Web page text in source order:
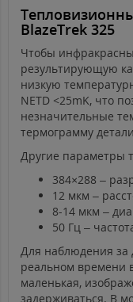
BlazeTrek 325
Чтобы
результирующую
низкую
NETD <25mK, что
незначительные
термограмму
Другие параметры
384×288 –
12 мкм –
8-14 мкм –
50 Гц –
Для наблюдения
реальном времени
маленькая,
задерживаться. В